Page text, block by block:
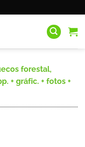
forestal,
+ gráfic. + fotos +